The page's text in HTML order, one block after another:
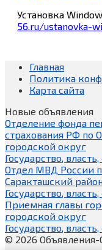
Установка
56.ru/ustanovka-
Главная
Политика
Карта сайта
Новые объявления
Отделение фонда
страхования РФ по
городской округ
Государство,
Отдел МВД России
Саракташский
Государство,
Приемная главы
городской округ
Государство,
© 2026